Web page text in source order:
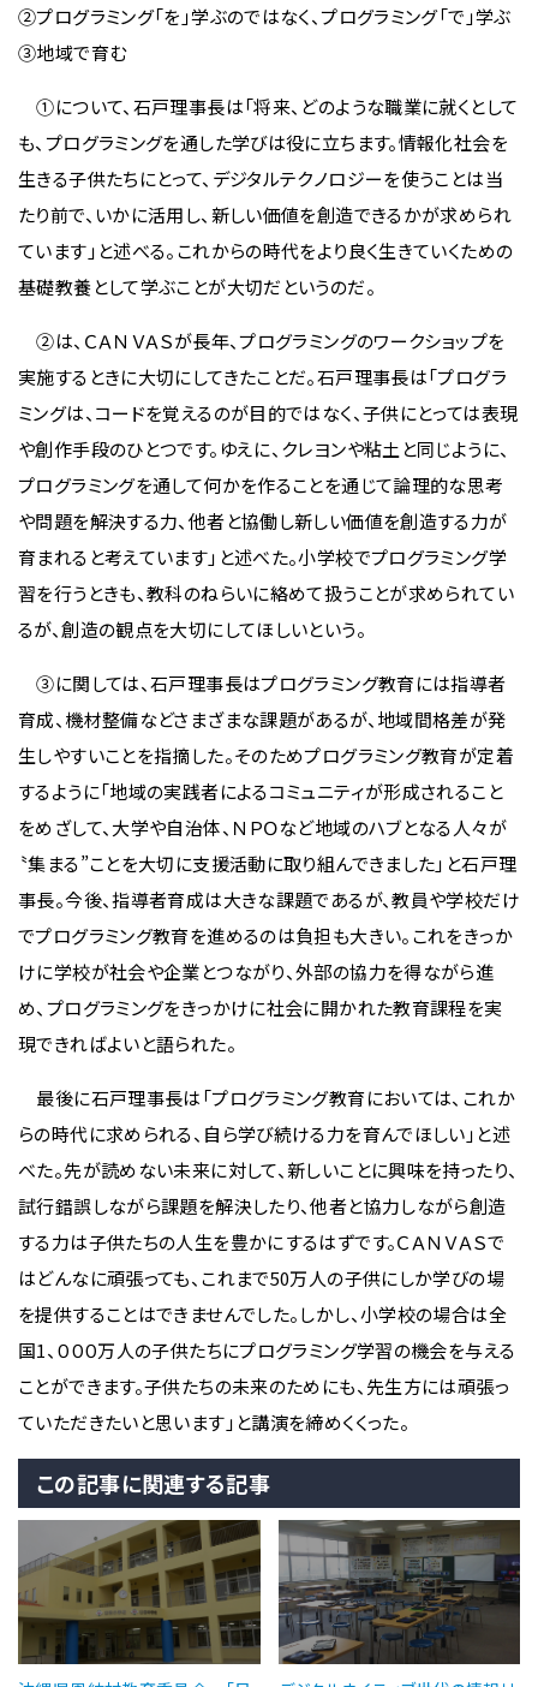
②プログラミング「を」学ぶのではなく、プログラミング「で」学ぶ
③地域で育む
①について、石戸理事長は「将来、どのような職業に就くとして
も、プログラミングを通した学びは役に立ちます。情報化社会を
生きる子供たちにとって、デジタルテクノロジーを使うことは当
たり前で、いかに活用し、新しい価値を創造できるかが求められ
ています」と述べる。これからの時代をより良く生きていくための
基礎教養として学ぶことが大切だというのだ。
②は、ＣＡＮＶＡＳが長年、プログラミングのワークショップを
実施するときに大切にしてきたことだ。石戸理事長は「プログラ
ミングは、コードを覚えるのが目的ではなく、子供にとっては表現
や創作手段のひとつです。ゆえに、クレヨンや粘土と同じように、
プログラミングを通して何かを作ることを通じて論理的な思考
や問題を解決する力、他者と協働し新しい価値を創造する力が
育まれると考えています」と述べた。小学校でプログラミング学
習を行うときも、教科のねらいに絡めて扱うことが求められてい
るが、創造の観点を大切にしてほしいという。
③に関しては、石戸理事長はプログラミング教育には指導者
育成、機材整備などさまざまな課題があるが、地域間格差が発
生しやすいことを指摘した。そのためプログラミング教育が定着
するように「地域の実践者によるコミュニティが形成されること
をめざして、大学や自治体、ＮＰＯなど地域のハブとなる人々が
〝集まる”ことを大切に支援活動に取り組んできました」と石戸理
事長。今後、指導者育成は大きな課題であるが、教員や学校だけ
でプログラミング教育を進めるのは負担も大きい。これをきっか
けに学校が社会や企業とつながり、外部の協力を得ながら進
め、プログラミングをきっかけに社会に開かれた教育課程を実
現できればよいと語られた。
最後に石戸理事長は「プログラミング教育においては、これか
らの時代に求められる、自ら学び続ける力を育んでほしい」と述
べた。先が読めない未来に対して、新しいことに興味を持ったり、
試行錯誤しながら課題を解決したり、他者と協力しながら創造
する力は子供たちの人生を豊かにするはずです。ＣＡＮＶＡＳで
はどんなに頑張っても、これまで50万人の子供にしか学びの場
を提供することはできませんでした。しかし、小学校の場合は全
国1、０００万人の子供たちにプログラミング学習の機会を与える
ことができます。子供たちの未来のためにも、先生方には頑張っ
ていただきたいと思います」と講演を締めくくった。
この記事に関連する記事